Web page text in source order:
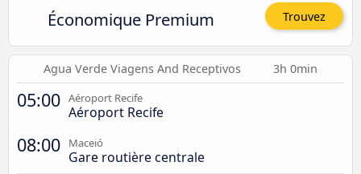
Économique Premium Trouvez
Agua Verde Viagens And Receptivos 3h 0min
05:00 Aéroport Recife
Aéroport Recife
08:00 Maceió
Gare routière centrale